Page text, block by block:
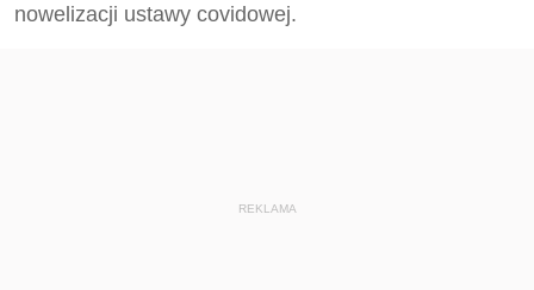
nowelizacji ustawy covidowej.
REKLAMA